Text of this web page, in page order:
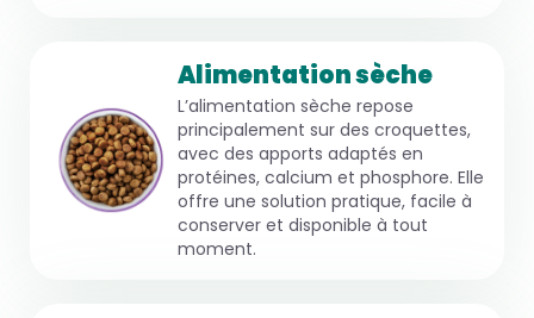
Alimentation sèche
L’alimentation sèche repose
principalement sur des croquettes,
avec des apports adaptés en
protéines, calcium et phosphore. Elle
offre une solution pratique, facile à
conserver et disponible à tout
moment.